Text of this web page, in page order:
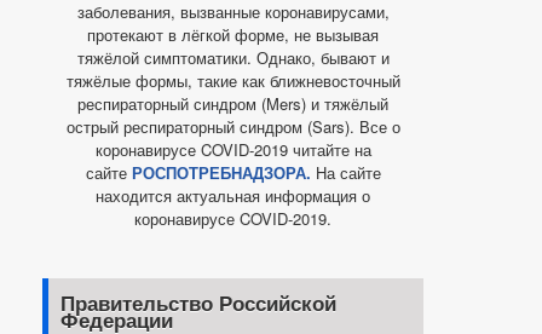
заболевания, вызванные коронавирусами,
протекают в лёгкой форме, не вызывая
тяжёлой симптоматики. Однако, бывают и
тяжёлые формы, такие как ближневосточный
респираторный синдром (Mers) и тяжёлый
острый респираторный синдром (Sars). Все о
коронавирусе COVID-2019 читайте на
сайте РОСПОТРЕБНАДЗОРА. На сайте
находится актуальная информация о
коронавирусе COVID-2019.
Правительство Российской
Федерации